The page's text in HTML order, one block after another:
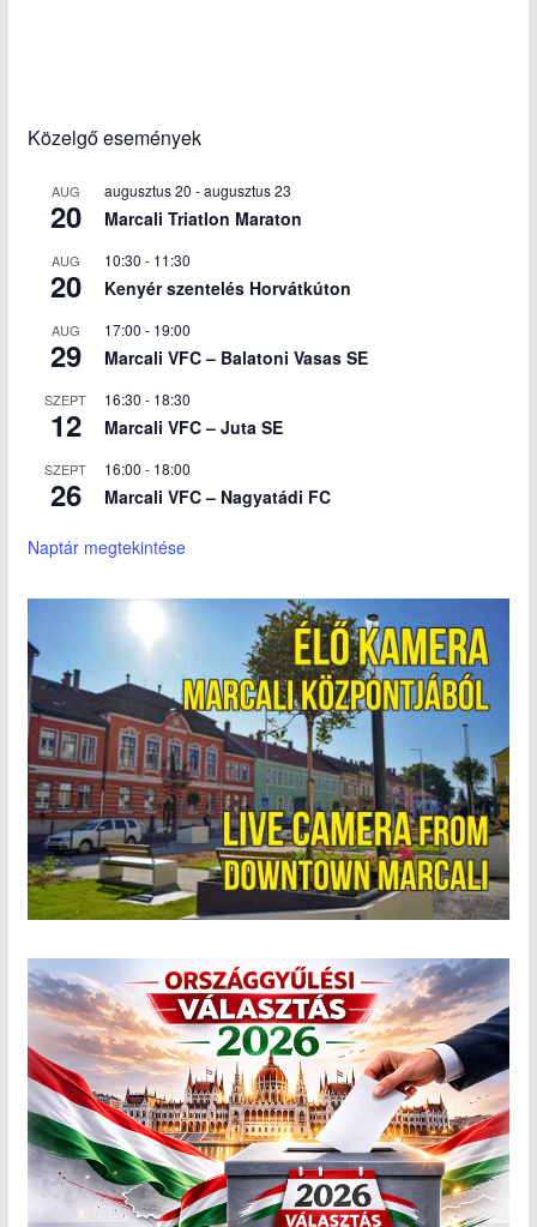
Közelgő események
AUG
20
augusztus 20 -augusztus 23
Marcali Triatlon Maraton
AUG
20
10:30 - 11:30
Kenyér szentelés Horvátkúton
AUG
29
17:00 - 19:00
Marcali VFC – Balatoni Vasas SE
SZEPT
12
16:30 - 18:30
Marcali VFC – Juta SE
SZEPT
26
16:00 - 18:00
Marcali VFC – Nagyatádi FC
Naptár megtekintése